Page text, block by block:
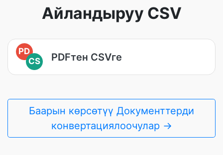
Айландыруу CSV
PD
CS
PDFтен CSVге
Баарын көрсөтүү Документтерди
конвертациялоочулар →